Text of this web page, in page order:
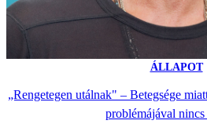
ÁLLAPOT
„Rengetegen utálnak" – Betegsége
problémájával